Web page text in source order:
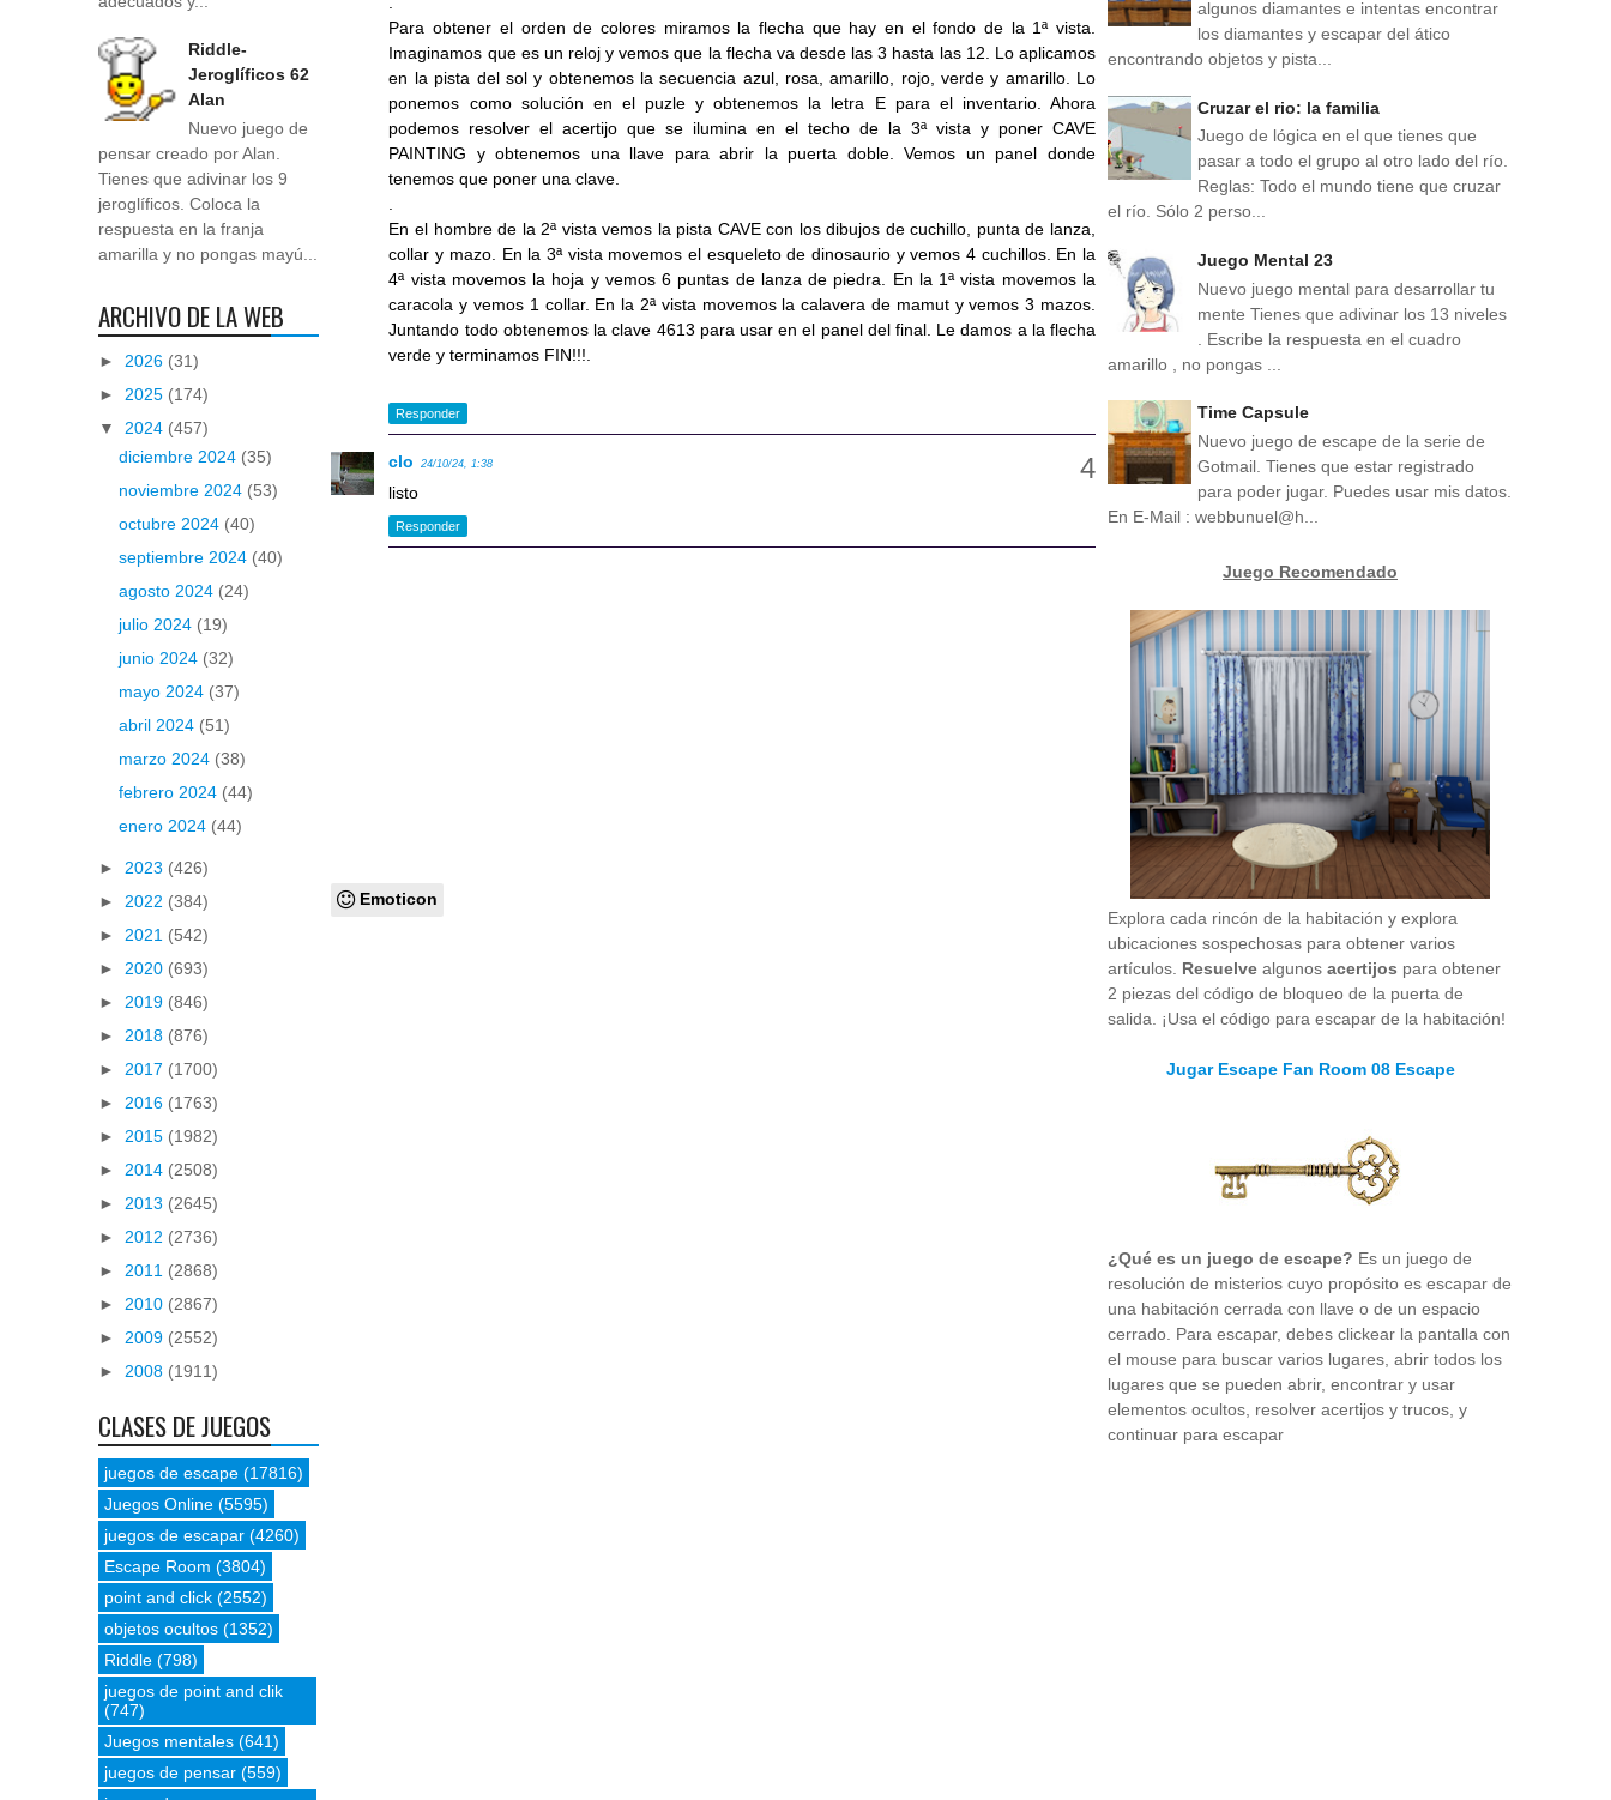
Para obtener el orden de colores miramos la flecha que hay en el fondo de la 1ª vista.
Imaginamos que es un reloj y vemos que la flecha va desde las 3 hasta las 12. Lo aplicamos
en la pista del sol y obtenemos la secuencia azul, rosa, amarillo, rojo, verde y amarillo. Lo
ponemos como solución en el puzle y obtenemos la letra E para el inventario. Ahora
podemos resolver el acertijo que se ilumina en el techo de la 3ª vista y poner CAVE
PAINTING y obtenemos una llave para abrir la puerta doble. Vemos un panel donde
tenemos que poner una clave.
En el hombre de la 2ª vista vemos la pista CAVE con los dibujos de cuchillo, punta de lanza,
collar y mazo. En la 3ª vista movemos el esqueleto de dinosaurio y vemos 4 cuchillos. En la
4ª vista movemos la hoja y vemos 6 puntas de lanza de piedra. En la 1ª vista movemos la
caracola y vemos 1 collar. En la 2ª vista movemos la calavera de mamut y vemos 3 mazos.
Juntando todo obtenemos la clave 4613 para usar en el panel del final. Le damos a la flecha
verde y terminamos FIN!!!.
Responder
clo 24/10/24, 1:38
listo
Responder
Emoticon
Riddle-
Jeroglíficos 62
Alan
Nuevo juego de
pensar creado por Alan.
Tienes que adivinar los 9
jeroglíficos. Coloca la
respuesta en la franja
amarilla y no pongas mayú...
ARCHIVO DE LA WEB
► 2026 (31)
► 2025 (174)
▼ 2024 (457)
diciembre 2024 (35)
noviembre 2024 (53)
octubre 2024 (40)
septiembre 2024 (40)
agosto 2024 (24)
julio 2024 (19)
junio 2024 (32)
mayo 2024 (37)
abril 2024 (51)
marzo 2024 (38)
febrero 2024 (44)
enero 2024 (44)
► 2023 (426)
► 2022 (384)
► 2021 (542)
► 2020 (693)
► 2019 (846)
► 2018 (876)
► 2017 (1700)
► 2016 (1763)
► 2015 (1982)
► 2014 (2508)
► 2013 (2645)
► 2012 (2736)
► 2011 (2868)
► 2010 (2867)
► 2009 (2552)
► 2008 (1911)
CLASES DE JUEGOS
juegos de escape (17816)
Juegos Online (5595)
juegos de escapar (4260)
Escape Room (3804)
point and click (2552)
objetos ocultos (1352)
Riddle (798)
juegos de point and clik
(747)
Juegos mentales (641)
juegos de pensar (559)
algunos diamantes e intentas encontrar
los diamantes y escapar del ático
encontrando objetos y pista...
Cruzar el rio: la familia
Juego de lógica en el que tienes que
pasar a todo el grupo al otro lado del río.
Reglas: Todo el mundo tiene que cruzar
el río. Sólo 2 perso...
Juego Mental 23
Nuevo juego mental para desarrollar tu
mente Tienes que adivinar los 13 niveles
. Escribe la respuesta en el cuadro
amarillo , no pongas ...
Time Capsule
Nuevo juego de escape de la serie de
Gotmail. Tienes que estar registrado
para poder jugar. Puedes usar mis datos.
En E-Mail : webbunuel@h...
Juego Recomendado
Explora cada rincón de la habitación y explora
ubicaciones sospechosas para obtener varios
artículos. Resuelve algunos acertijos para obtener
2 piezas del código de bloqueo de la puerta de
salida. ¡Usa el código para escapar de la habitación!
Jugar Escape Fan Room 08 Escape
¿Qué es un juego de escape? Es un juego de
resolución de misterios cuyo propósito es escapar de
una habitación cerrada con llave o de un espacio
cerrado. Para escapar, debes clickear la pantalla con
el mouse para buscar varios lugares, abrir todos los
lugares que se pueden abrir, encontrar y usar
elementos ocultos, resolver acertijos y trucos, y
continuar para escapar